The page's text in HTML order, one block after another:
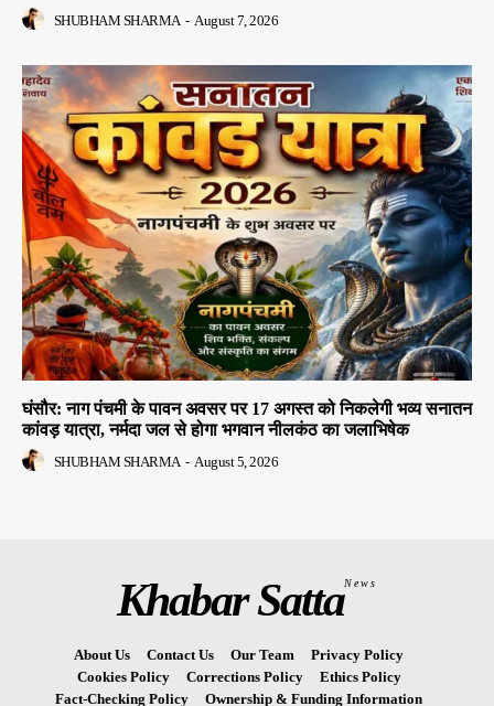
SHUBHAM SHARMA - August 7, 2026
घंसौर: नाग पंचमी के पावन अवसर पर 17 अगस्त को निकलेगी भव्य सनातन
कांवड़ यात्रा, नर्मदा जल से होगा भगवान नीलकंठ का जलाभिषेक
SHUBHAM SHARMA - August 5, 2026
Khabar SattaNews
About Us Contact Us Our Team
Privacy Policy
Cookies Policy
Corrections Policy
Ethics Policy
Fact-Checking Policy
Ownership & Funding Information